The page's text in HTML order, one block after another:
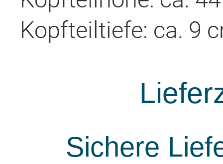
Kopfteiltiefe: ca. 9
Sichere